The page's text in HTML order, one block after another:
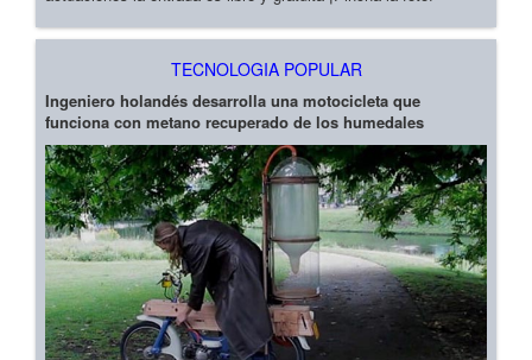
TECNOLOGIA POPULAR
Ingeniero holandés desarrolla una motocicleta que
funciona con metano recuperado de los humedales